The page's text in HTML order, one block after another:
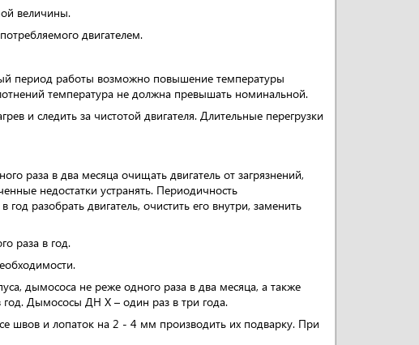
величины.
двигателем.
период работы возможно повышение температуры
температура не должна превышать номинальной.
и следить за чистотой двигателя. Длительные перегрузки
раза в два месяца очищать двигатель от загрязнений,
недостатки устранять. Периодичность
разобрать двигатель, очистить его внутри, заменить
раза в год.
дымососа не реже одного раза в два месяца, а также
Дымососы ДН Х – один раз в три года.
швов и лопаток на 2 - 4 мм производить их подварку. При